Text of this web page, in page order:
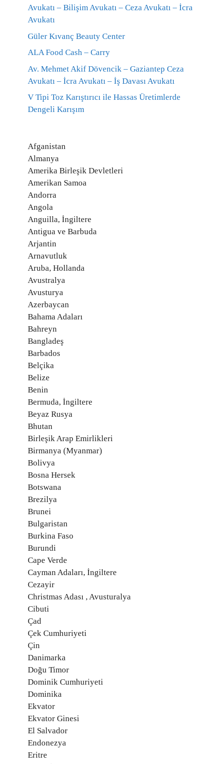
Avukatı – Bilişim Avukatı – Ceza Avukatı – İcra
Avukatı
Güler Kıvanç Beauty Center
ALA Food Cash – Carry
Av. Mehmet Akif Dövencik – Gaziantep Ceza
Avukatı – İcra Avukatı – İş Davası Avukatı
V Tipi Toz Karıştırıcı ile Hassas Üretimlerde
Dengeli Karışım
Afganistan
Almanya
Amerika Birleşik Devletleri
Amerikan Samoa
Andorra
Angola
Anguilla, İngiltere
Antigua ve Barbuda
Arjantin
Arnavutluk
Aruba, Hollanda
Avustralya
Avusturya
Azerbaycan
Bahama Adaları
Bahreyn
Bangladeş
Barbados
Belçika
Belize
Benin
Bermuda, İngiltere
Beyaz Rusya
Bhutan
Birleşik Arap Emirlikleri
Birmanya (Myanmar)
Bolivya
Bosna Hersek
Botswana
Brezilya
Brunei
Bulgaristan
Burkina Faso
Burundi
Cape Verde
Cayman Adaları, İngiltere
Cezayir
Christmas Adası , Avusturalya
Cibuti
Çad
Çek Cumhuriyeti
Çin
Danimarka
Doğu Timor
Dominik Cumhuriyeti
Dominika
Ekvator
Ekvator Ginesi
El Salvador
Endonezya
Eritre